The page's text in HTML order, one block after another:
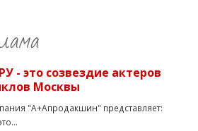
- это созвездие актеров
Москвы
"А+Апродакшин" представляет: